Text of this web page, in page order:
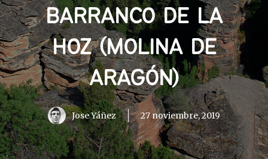
BARRANCO DE LA
HOZ (MOLINA DE
ARAGÓN)
Jose Yáñez 27 noviembre, 2019